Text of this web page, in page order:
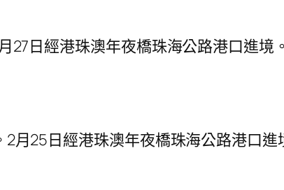
日經港珠澳年夜橋珠海公路港口進境
25日經港珠澳年夜橋珠海公路港口進